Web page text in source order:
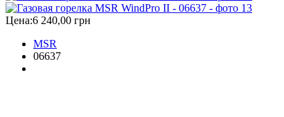
Цена:6 240,00 грн
MSR
06637